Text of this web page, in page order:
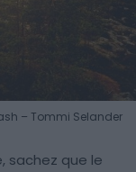
– Tommi Selander
sachez que le